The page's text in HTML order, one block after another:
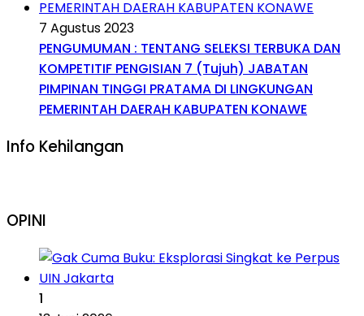
7 Agustus 2023
PENGUMUMAN : TENTANG SELEKSI TERBUKA DAN
KOMPETITIF PENGISIAN 7 (Tujuh) JABATAN
PIMPINAN TINGGI PRATAMA DI LINGKUNGAN
PEMERINTAH DAERAH KABUPATEN KONAWE
Info Kehilangan
OPINI
1